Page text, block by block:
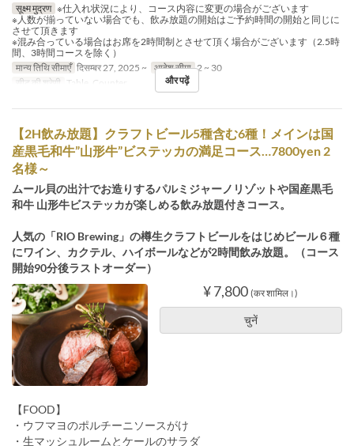
सूक्ष्म मुद्रण ※仕入れ状況により、コース内容に変更の場合がございます
※人数が揃っていない場合でも、飲み放題の開始はご予約時間の開始と同じに
させて頂きます
※混み合っている場合はお席を2時間制とさせて頂く場合がございます（2.5時
間、3時間コースを除く）
मान्य तिथि सीमाएँ दिसम्बर 27, 2025 ~ आदेश सीमा 2 ~ 30
सीट की श्रेणी Table, Counter और पढ़ें
【2H飲み放題】クラフトビール5種含む6種！メインは国
産黒毛和牛”山形牛”ビステッカの満足コース…7800yen 2
名様～
ムール貝の出汁でお造りするパルミジャーノリゾットや国産黒毛
和牛 山形牛ビステッカが楽しめる飲み放題付きコース。
人気の「RIO Brewing」の樽生クラフトビールをはじめビール６種
にワイン、カクテル、ハイボールなどが2時間飲み放題。（コース
開始90分後ラストオーダー）
¥ 7,800 (कर शामिल।)
चुनें
【FOOD】
・ウフマヨのポルチーニソースがけ
・生マッシュルームとケールのサラダ